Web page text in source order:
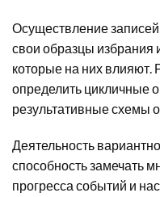
Осуществление
свои образцы избрания
которые на них влияют.
определить цикличные
результативные схемы
Деятельность
способность замечать
прогресса событий и